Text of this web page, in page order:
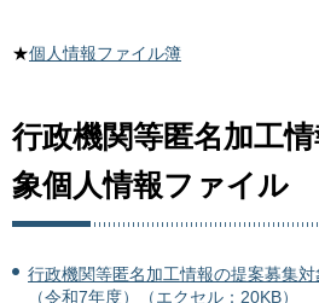
★個人情報ファイル簿
行政機関等匿名加工
象個人情報ファイル
行政機関等匿名加工情報の提案募集
（令和7年度）（エクセル：20KB）